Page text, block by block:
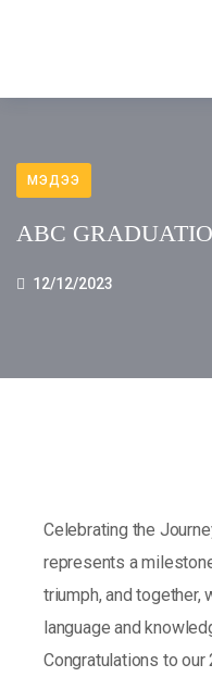
МЭДЭЭ
ABC
12/12/2023
Celebrating the
represents a
triumph, and together,
language and
Congratulations to our